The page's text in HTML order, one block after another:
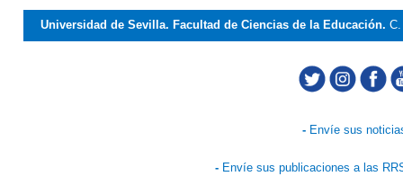
Universidad de Sevilla. Facultad de Ciencias de la Educación.
- Envíe sus
- Envíe sus publicaciones a las